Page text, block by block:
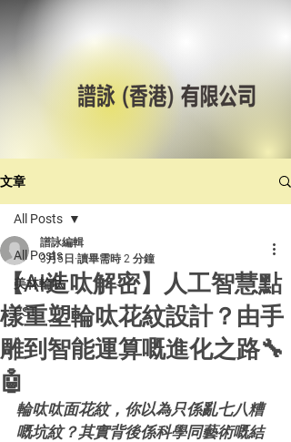
文章
All Posts
美林輪呔
CST
All Posts
【AI造呔解密】人工智慧點
樣重塑輪呔花紋設計？由手
雕到智能運算嘅進化之路🔧
🤖
譜詠編輯
3月5日 讀畢需時 2 分鐘
輪呔呔面花紋，你以為只係亂七八糟
嘅坑紋？其實背後係科學同藝術嘅結